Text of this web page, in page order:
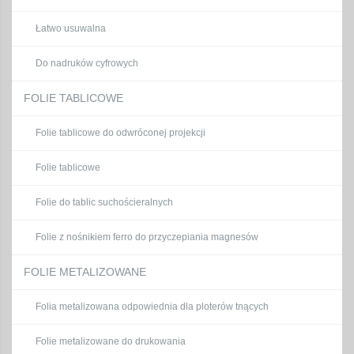
Łatwo usuwalna
Do nadruków cyfrowych
FOLIE TABLICOWE
Folie tablicowe do odwróconej projekcji
Folie tablicowe
Folie do tablic suchościeralnych
Folie z nośnikiem ferro do przyczepiania magnesów
FOLIE METALIZOWANE
Folia metalizowana odpowiednia dla ploterów tnących
Folie metalizowane do drukowania